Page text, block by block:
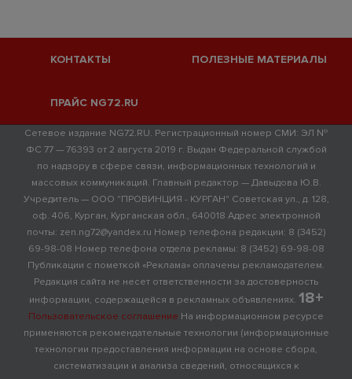
КОНТАКТЫ ПОЛЕЗНЫЕ МАТЕРИАЛЫ
ПРАЙС NG72.RU
Сетевое издание NG72.RU. Регистрационный номер СМИ: ЭЛ №
ФС 77 — 76393 от 2 августа 2019 г. Выдан Федеральной службой
по надзору в сфере связи, информационных технологий и
массовых коммуникаций. Главный редактор — Давыдова Ю.В.
Учредитель — ООО "ПРОВИНЦИЯ - КУРГАН" Советская ул., д. 128,
оф. 406, Курган, Курганская обл., 640018 Адрес электронной
почты: zen.ng72@yandex.ru Номер телефона редакции: 8 (3452)
69-98-08 Номер телефона отдела рекламы: 8 (3452) 69-98-08
Публикации с пометкой «Реклама» оплачены рекламодателем.
Редакция сайта не несет ответственности за достоверность
информации, содержащейся в рекламных объявлениях. 18+
Пользовательское соглашение На информационном ресурсе
применяются рекомендательные технологии (информационные
технологии предоставления информации на основе сбора,
систематизации и анализа сведений, относящихся к